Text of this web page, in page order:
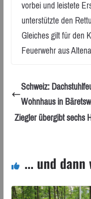
vorbei und leistete
unterstützte den
Gleiches gilt für den
Feuerwehr aus
Schweiz:
Wohnhaus in
Ziegler übergibt sechs
... und dann